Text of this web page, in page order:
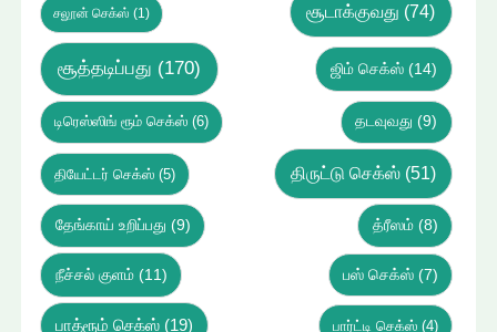
சலூன் செக்ஸ் (1) சூடாக்குவது (74)
சூத்தடிப்பது (170) ஜிம் செக்ஸ் (14)
டிரெஸ்ஸிங் ரூம் செக்ஸ் (6) தடவுவது (9)
தியேட்டர் செக்ஸ் (5) திருட்டு செக்ஸ்(51)
தேங்காய் உறிப்பது (9) த்ரீஸம்(8)
நீச்சல் குளம்(11) பஸ் செக்ஸ்(7)
பாத்ரூம் செக்ஸ் (19) பார்ட்டி செக்ஸ் (4)